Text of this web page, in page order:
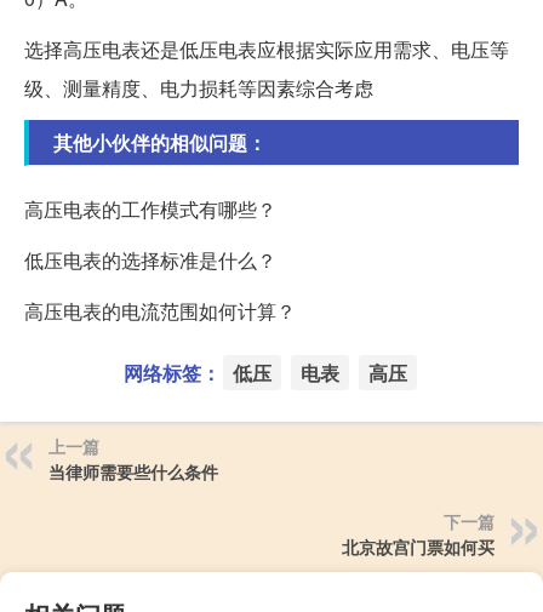
选择高压电表还是低压电表应根据实际应用需求、电压等
级、测量精度、电力损耗等因素综合考虑
其他小伙伴的相似问题：
高压电表的工作模式有哪些？
低压电表的选择标准是什么？
高压电表的电流范围如何计算？
网络标签： 低压 电表 高压
上一篇
当律师需要些什么条件
下一篇
北京故宫门票如何买